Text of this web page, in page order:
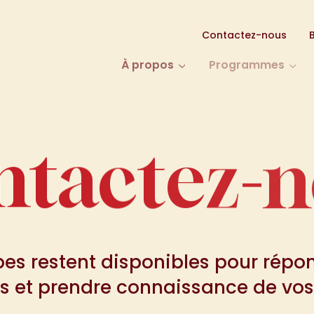
Contactez-nous
À propos Programmes
tactez-n
restent disponibles pour
et prendre connaissance de